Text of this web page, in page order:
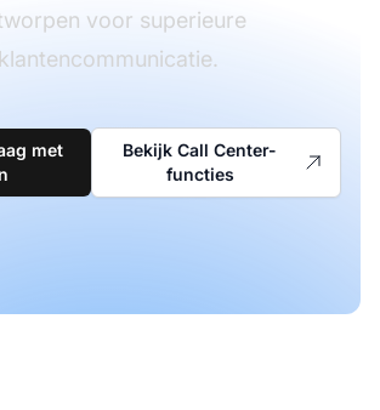
voor superieure
klantencommunicatie.
met
Bekijk Call Center-
functies